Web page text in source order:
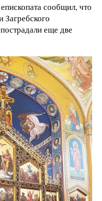
сообщил, что
еще две